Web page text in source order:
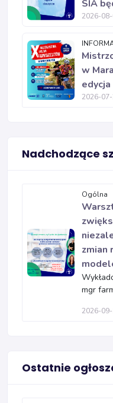
SIA
2026-
w
edycja
2026-
Nadchodzące
Ogólna
zmian
mgr
2026-
Ostatnie